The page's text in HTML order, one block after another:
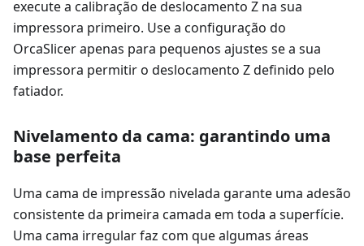
execute a calibração de deslocamento Z na sua
impressora primeiro. Use a configuração do
OrcaSlicer apenas para pequenos ajustes se a sua
impressora permitir o deslocamento Z definido pelo
fatiador.
Nivelamento da cama: garantindo uma
base perfeita
Uma cama de impressão nivelada garante uma adesão
consistente da primeira camada em toda a superfície.
Uma cama irregular faz com que algumas áreas